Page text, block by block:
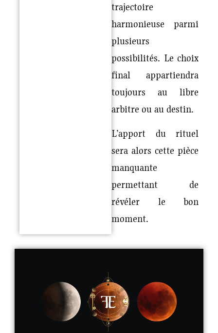
trajectoire
harmonieuse parmi
plusieurs
possibilités. Le choix
final appartiendra
toujours au libre
arbitre ou au destin.
L’apport du rituel
sera alors cette pièce
manquante
permettant de
révéler le bon
moment.